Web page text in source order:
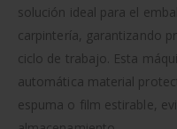
solución ideal para el
carpintería, garantizando
ciclo de trabajo. Esta
automática material
espuma o film estirable,